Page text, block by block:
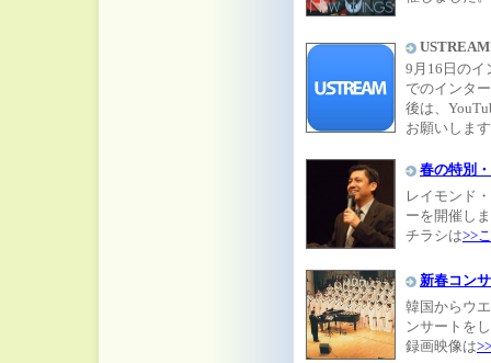
9月16日のイ
でのインタ
後は、
お願いしま
春の特別
レイモンド
ーを開催し
チラシは>>
新春コン
韓国からウ
ンサートを
録画映像は